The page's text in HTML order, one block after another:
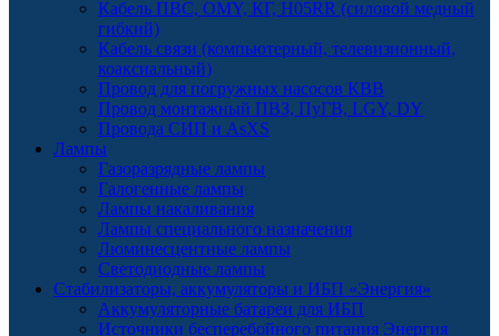
Кабель ПВС, OMY, КГ, H05RR (силовой медный
гибкий)
Кабель связи (компьютерный, телевизионный,
коаксиальный)
Провод для погружных насосов КВВ
Провод монтажный ПВЗ, ПуГВ, LGY, DY
Провода СИП и AsXS
Лампы
Газоразрядные лампы
Галогенные лампы
Лампы накаливания
Лампы специального назначения
Люминесцентные лампы
Светодиодные лампы
Стабилизаторы, аккумуляторы и ИБП «Энергия»
Аккумуляторные батареи для ИБП
Источники бесперебойного питания Энергия